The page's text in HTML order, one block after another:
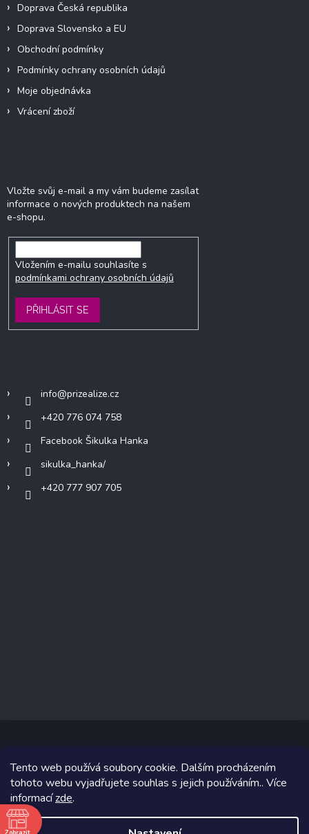
Tento web používá soubory cookie. Dalším procházením
tohoto webu vyjadřujete souhlas s jejich používáním.. Více
informacízde.
Doprava Česká republika
Doprava Slovensko a EU
Obchodní podmínky
Podmínky ochrany osobních údajů
Moje objednávka
Vrácení zboží
Vložte svůj e-mail a my vám budeme zasílat
informace o nových produktech na našem
e-shopu.
Vložením e-mailu souhlasíte s
podmínkami ochrany osobních údajů
PŘIHLÁSIT SE
info@prizealize.cz
+420 776 074 758
Facebook Šikulka Hanka
sikulka_hanka/
+420 777 907 705
Copyright 2026www.prizealize.cz. Všechna práva vyhrazena.
Grafický návrh vytvořil a na Shoptet implementoval
Shoptetak.cz.